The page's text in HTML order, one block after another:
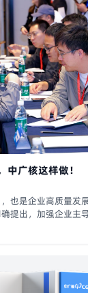
广核这样做！
也是企业高质量发
提出，加强企业主
高校、科研院所开